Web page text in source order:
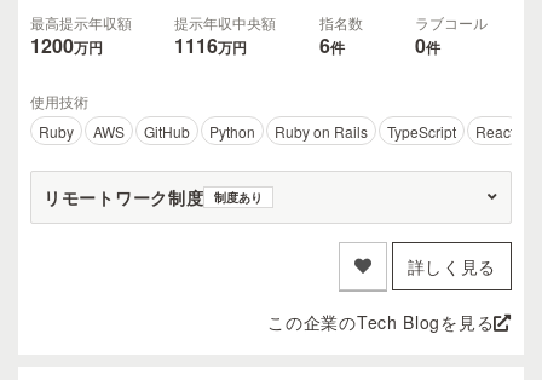
最高提示年収額
1200万円
提示年収中央額
1116万円
指名数
6件
ラブコール
0件
使用技術
Ruby
AWS GitHub Python Ruby on Rails TypeScript React
リモートワーク制度 制度あり
詳しく見る
この企業のTech Blogを見る